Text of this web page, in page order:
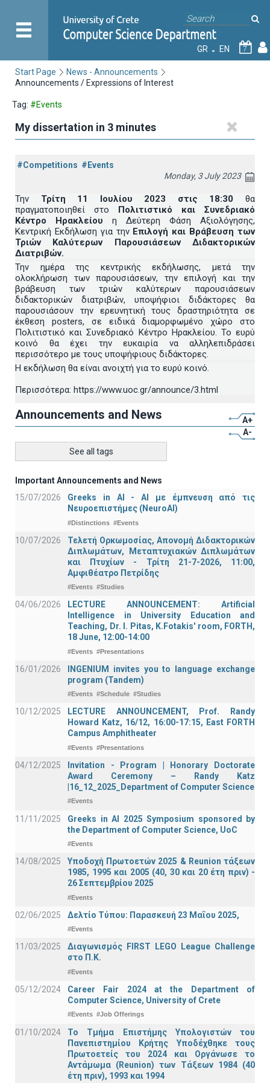
GR EN 7
Start Page
News - Announcements
Announcements / Expressions of Interest
Tag: #Events
My dissertation in 3 minutes
#Competitions #Events
Monday, 3 July 2023
Την Τρίτη 11 Ιουλίου 2023 στις 18:30θα
πραγματοποιηθεί στο Πολιτιστικό και Συνεδριακό
Κέντρο Ηρακλείου η Δεύτερη Φάση Αξιολόγησης,
Κεντρική Εκδήλωση για τηνΕπιλογή και Βράβευση των
Τριών Καλύτερων Παρουσιάσεων Διδακτορικών
Διατριβών.
Την ημέρα της κεντρικής εκδήλωσης, μετά την
ολοκλήρωση των παρουσιάσεων, την επιλογή και την
βράβευση των τριών καλύτερων παρουσιάσεων
διδακτορικών διατριβών, υποψήφιοι διδάκτορες θα
παρουσιάσουν την ερευνητική τους δραστηριότητα σε
έκθεση posters, σε ειδικά διαμορφωμένο χώρο στο
Πολιτιστικό και Συνεδριακό Κέντρο Ηρακλείου. Το ευρύ
κοινό θα έχει την ευκαιρία να αλληλεπιδράσει
περισσότερο με τους υποψήφιους διδάκτορες.
Η εκδήλωση θα είναι ανοιχτή για το ευρύ κοινό.
Περισσότερα: https://www.uoc.gr/announce/3.html
Announcements and News
A+
A-
See all tags
Important Announcements and News
15/07/2026
Greeks in AI - ΑΙ με έμπνευση από τις
Νευροεπιστήμες (NeuroAI)
#Distinctions #Events
10/07/2026
Τελετή Ορκωμοσίας, Απονομή Διδακτορικών
Διπλωμάτων, Μεταπτυχιακών Διπλωμάτων
και Πτυχίων - Τρίτη 21-7-2026, 11:00,
Αμφιθέατρο Πετρίδης
#Events #Studies
04/06/2026
LECTURE ANNOUNCEMENT: Artificial
Intelligence in University Education and
Teaching, Dr. I. Pitas, K.Fotakis' room, FORTH,
18 June, 12:00-14:00
#Events #Presentations
16/01/2026
INGENIUM invites you to language exchange
program (Tandem)
#Events #Schedule #Studies
10/12/2025
LECTURE ANNOUNCEMENT, Prof. Randy
Howard Katz, 16/12, 16:00-17:15, East FORTH
Campus Amphitheater
#Events #Presentations
04/12/2025
Invitation - Program | Honorary Doctorate
Award Ceremony – Randy Katz
|16_12_2025_Department of Computer Science
#Events
11/11/2025
Greeks in AI 2025 Symposium sponsored by
the Department of Computer Science, UoC
#Events
14/08/2025
Υποδοχή Πρωτοετών 2025 & Reunion τάξεων
1985, 1995 και 2005 (40, 30 και 20 έτη πριν) -
26 Σεπτεμβρίου 2025
#Events
02/06/2025 Δελτίο Τύπου: Παρασκευή 23 Μαΐου 2025,
#Events
11/03/2025
Διαγωνισμός FIRST LEGO League Challenge
στο Π.Κ.
#Events
05/12/2024
Career Fair 2024 at the Department of
Computer Science, University of Crete
#Events #Job Offerings
01/10/2024
Το Τμήμα Επιστήμης Υπολογιστών του
Πανεπιστημίου Κρήτης Υποδέχθηκε τους
Πρωτοετείς του 2024 και Οργάνωσε το
Αντάμωμα (Reunion) των Τάξεων 1984 (40
έτη πριν), 1993 και 1994